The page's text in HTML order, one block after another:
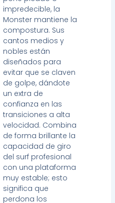
impredecible, la
Monster mantiene la
compostura. Sus
cantos medios y
nobles están
diseñados para
evitar que se claven
de golpe, dándote
un extra de
confianza en las
transiciones a alta
velocidad. Combina
de forma brillante la
capacidad de giro
del surf profesional
con una plataforma
muy estable; esto
significa que
perdona los